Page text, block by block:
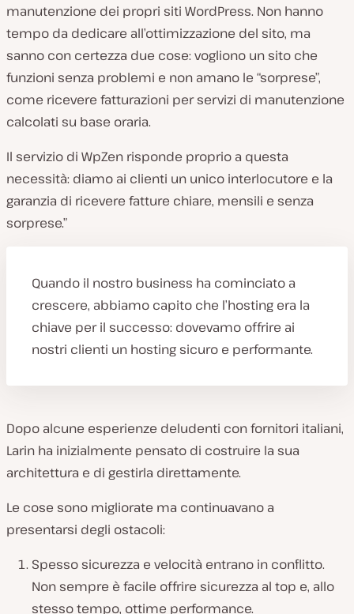
manutenzione dei propri siti WordPress. Non hanno
tempo da dedicare all’ottimizzazione del sito, ma
sanno con certezza due cose: vogliono un sito che
funzioni senza problemi e non amano le “sorprese”,
come ricevere fatturazioni per servizi di manutenzione
calcolati su base oraria.
Il servizio di WpZen risponde proprio a questa
necessità: diamo ai clienti un unico interlocutore e la
garanzia di ricevere fatture chiare, mensili e senza
sorprese.”
Quando il nostro business ha cominciato a
crescere, abbiamo capito che l’hosting era la
chiave per il successo: dovevamo offrire ai
nostri clienti un hosting sicuro e performante.
Dopo alcune esperienze deludenti con fornitori italiani,
Larin ha inizialmente pensato di costruire la sua
architettura e di gestirla direttamente.
Le cose sono migliorate ma continuavano a
presentarsi degli ostacoli:
Spesso sicurezza e velocità entrano in conflitto.
Non sempre è facile offrire sicurezza al top e, allo
stesso tempo, ottime performance.